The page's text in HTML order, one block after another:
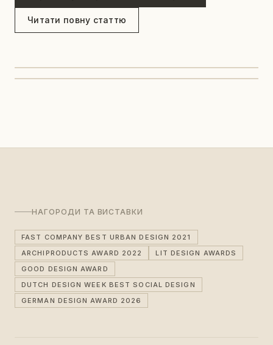
Читати повну статтю
НАГОРОДИ ТА ВИСТАВКИ
FAST COMPANY BEST URBAN DESIGN 2021
ARCHIPRODUCTS AWARD 2022
LIT DESIGN AWARDS
GOOD DESIGN AWARD
DUTCH DESIGN WEEK BEST SOCIAL DESIGN
GERMAN DESIGN AWARD 2026